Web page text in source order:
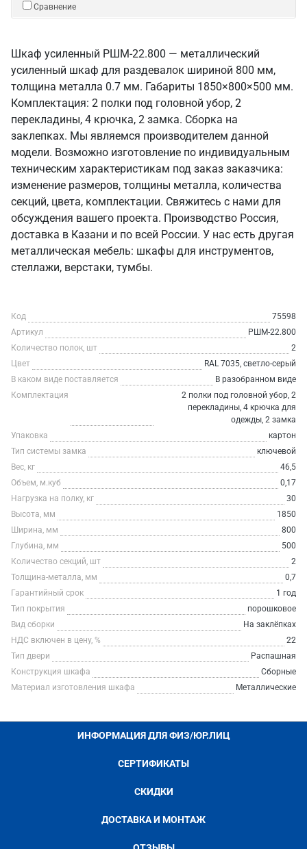
Сравнение
Шкаф усиленный РШМ-22.800 — металлический
усиленный шкаф для раздевалок шириной 800 мм,
толщина металла 0.7 мм. Габариты 1850×800×500 мм.
Комплектация: 2 полки под головной убор, 2
перекладины, 4 крючка, 2 замка. Сборка на
заклепках. Мы являемся производителем данной
модели. Возможно изготовление по индивидуальным
техническим характеристикам под заказ заказчика:
изменение размеров, толщины металла, количества
секций, цвета, комплектации. Свяжитесь с нами для
обсуждения вашего проекта. Производство Россия,
доставка в Казани и по всей России. У нас есть другая
металлическая мебель: шкафы для инструментов,
стеллажи, верстаки, тумбы.
Код
75598
Артикул
РШМ-22.800
Количество полок, шт
2
Цвет
RAL 7035, светло-серый
В каком виде поставляется
В разобранном виде
Комплектация
2 полки под головной убор, 2
перекладины, 4 крючка для
одежды, 2 замка
Упаковка
картон
Тип системы замка
ключевой
Вес, кг
46,5
Объем, м.куб
0,17
Нагрузка на полку, кг
30
Высота, мм
1850
Ширина, мм
800
Глубина, мм
500
Количество секций, шт
2
Толщина-металла, мм
0,7
Гарантийный срок
1 год
Тип покрытия
порошковое
Вид сборки
На заклёпках
НДС включен в цену, %
22
Тип двери
Распашная
Конструкция шкафа
Сборные
Материал изготовления шкафа
Металлические
ИНФОРМАЦИЯ ДЛЯ ФИЗ/ЮР.ЛИЦ
СЕРТИФИКАТЫ
СКИДКИ
ДОСТАВКА И МОНТАЖ